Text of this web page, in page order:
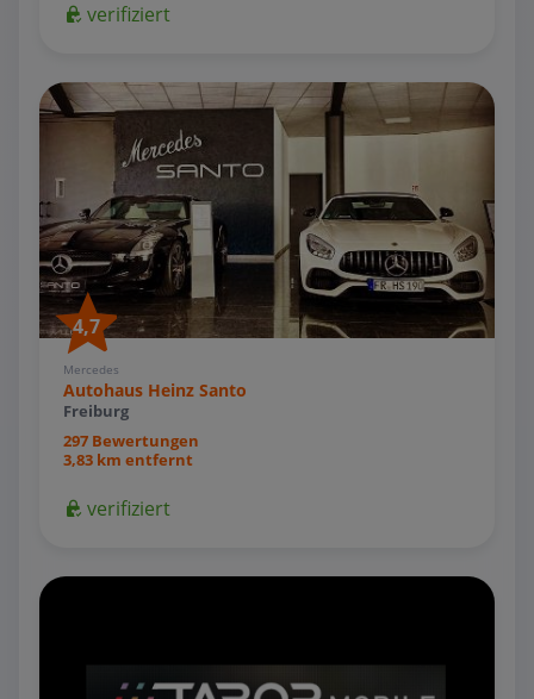
verifiziert
4,7
Mercedes
Autohaus Heinz Santo
Freiburg
297 Bewertungen
3,83 km entfernt
verifiziert